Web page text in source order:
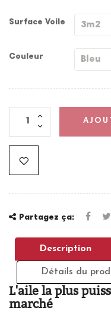
Surface Voile
Couleur
Partagez ça:
Description
Détails du
L'aile la plus
marché